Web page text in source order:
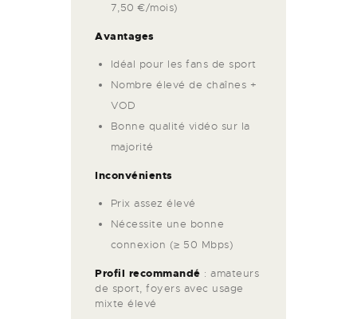
7,50 €/mois)
Avantages
Idéal pour les fans de sport
Nombre élevé de chaînes +
VOD
Bonne qualité vidéo sur la
majorité
Inconvénients
Prix assez élevé
Nécessite une bonne
connexion (≥ 50 Mbps)
Profil recommandé : amateurs
de sport, foyers avec usage
mixte élevé